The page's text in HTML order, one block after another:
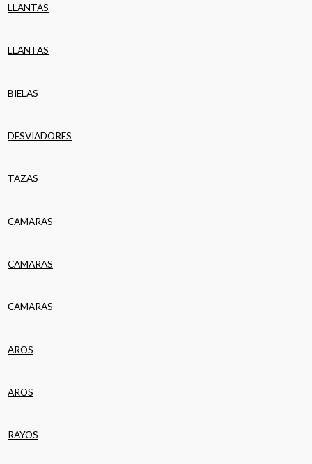
LLANTAS
LLANTAS
BIELAS
DESVIADORES
TAZAS
CAMARAS
CAMARAS
CAMARAS
AROS
AROS
RAYOS